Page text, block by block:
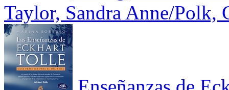
Taylor, Sandra Anne/Polk,